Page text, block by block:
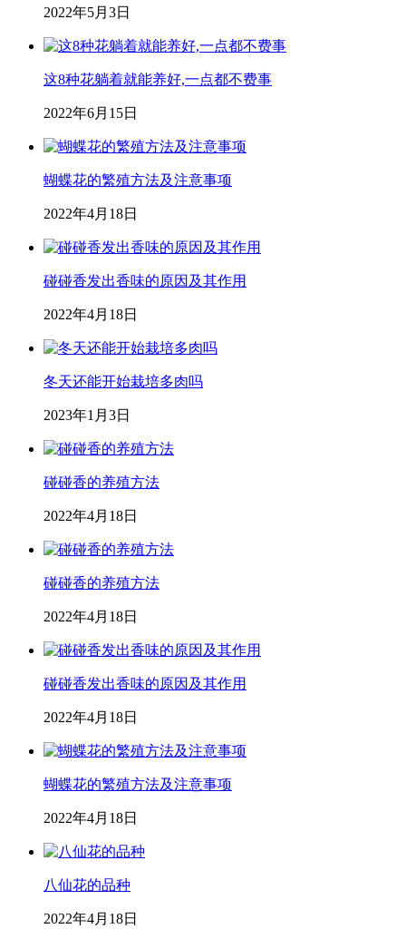
2022年5月3日
这8种花躺着就能养好,一点都不费事
2022年6月15日
蝴蝶花的繁殖方法及注意事项
2022年4月18日
碰碰香发出香味的原因及其作用
2022年4月18日
冬天还能开始栽培多肉吗
2023年1月3日
碰碰香的养殖方法
2022年4月18日
碰碰香的养殖方法
2022年4月18日
碰碰香发出香味的原因及其作用
2022年4月18日
蝴蝶花的繁殖方法及注意事项
2022年4月18日
八仙花的品种
2022年4月18日